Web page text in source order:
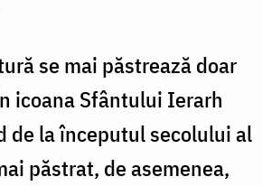
se mai păstrează doar
icoana Sfântului Ierarh
de la începutul secolului al
păstrat, de asemenea,